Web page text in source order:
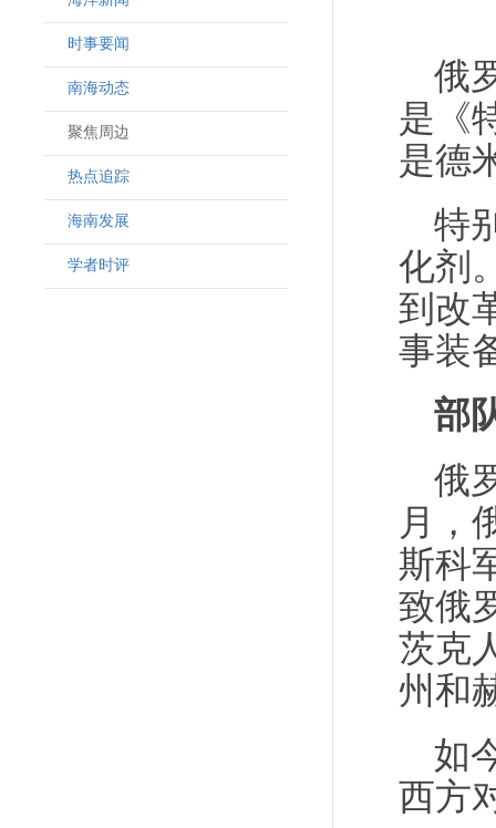
时事要闻
南海动态
聚焦周边
热点追踪
海南发展
学者时评
俄
是《
是德
特
化剂
到改
事装
部
俄
月，
斯科
致俄
茨克
州和
如
西方